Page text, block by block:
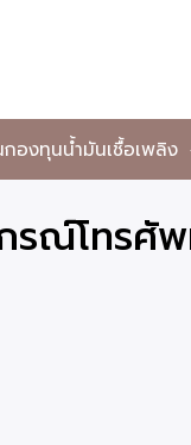
กองทุนน้ำมันเชื้อเพลิง
รณ์โทร